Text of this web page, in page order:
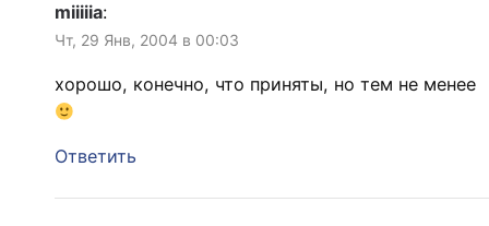
miiiiia:
Чт, 29 Янв, 2004 в 00:03
хорошо, конечно, что приняты, но тем не менее
Ответить